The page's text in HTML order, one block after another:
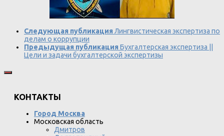
Следующая публикация Лингвистическая экспертиза по
делам о коррупции
Предыдущая публикация Бухгалтерская экспертиза ||
Цели и задачи бухгалтерской экспертизы
КОНТАКТЫ
Город Москва
Московская область
Дмитров